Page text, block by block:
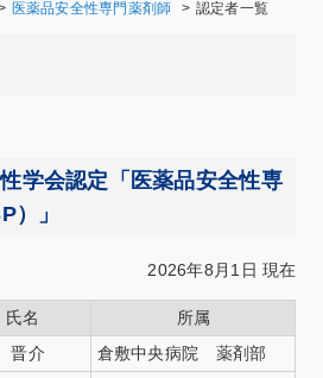
医薬品安全性専門薬剤師 認定者一覧
学会認定「医薬品安全性専
）」
2026年8月1日 現在
氏名
所属
晋介 倉敷中央病院 薬剤部